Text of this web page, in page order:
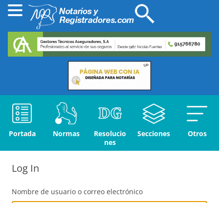
Portada Normas
Resolucio
nes
Secciones Otros
Log In
Nombre de usuario o correo electrónico